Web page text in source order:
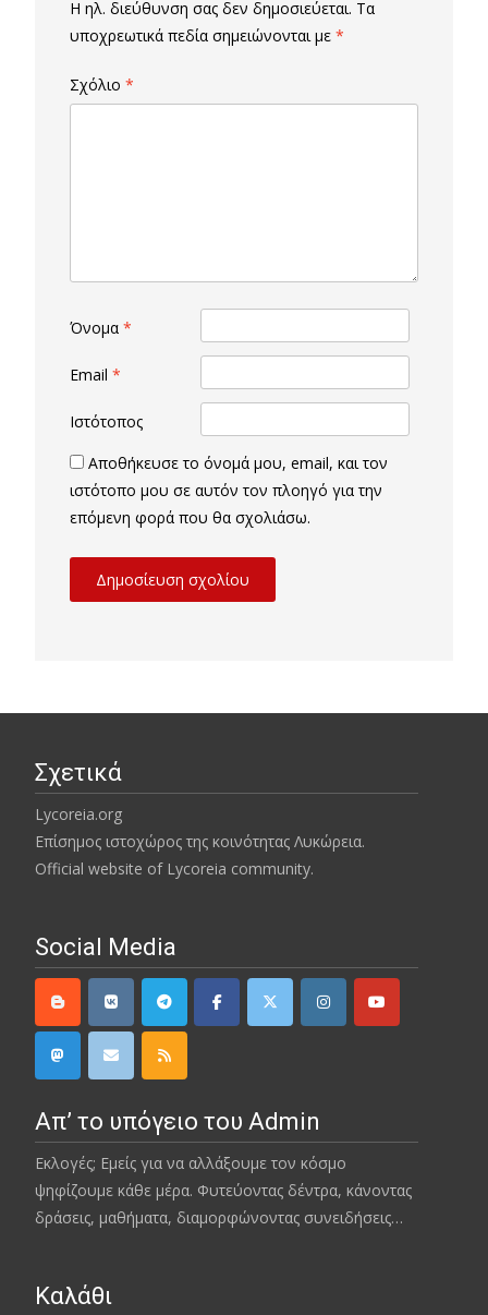
Η ηλ. διεύθυνση σας δεν δημοσιεύεται. Τα
υποχρεωτικά πεδία σημειώνονται με *
Σχόλιο *
Όνομα *
Email *
Ιστότοπος
Αποθήκευσε το όνομά μου, email, και τον
ιστότοπο μου σε αυτόν τον πλοηγό για την
επόμενη φορά που θα σχολιάσω.
Σχετικά
Lycoreia.org
Επίσημος ιστοχώρος της κοινότητας Λυκώρεια.
Official website of Lycoreia community.
Social Media
Απ’ το υπόγειο του Admin
Εκλογές; Εμείς για να αλλάξουμε τον κόσμο
ψηφίζουμε κάθε μέρα. Φυτεύοντας δέντρα, κάνοντας
δράσεις, μαθήματα, διαμορφώνοντας συνειδήσεις…
Καλάθι